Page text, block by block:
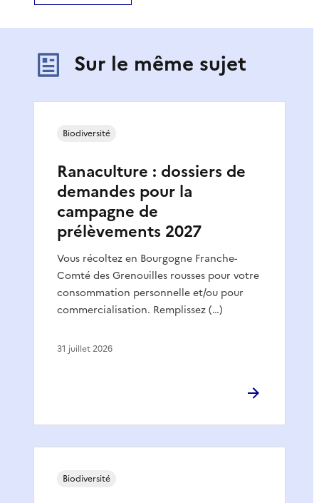
Sur le même sujet
Ranaculture : dossiers de
demandes pour la
campagne de
prélèvements 2027
Vous récoltez en Bourgogne Franche-
Comté des Grenouilles rousses pour votre
consommation personnelle et/ou pour
commercialisation. Remplissez (…)
Biodiversité
31 juillet 2026
Biodiversité